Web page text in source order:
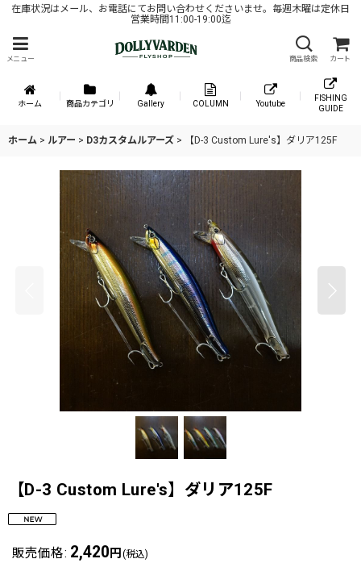
在庫状況はメール、お電話にてお問い合わせくださいませ。毎週木曜は定休日
営業時間11:00-19:00迄
メニュー 商品検索 カート
ホーム 商品カテゴリ Gallery COLUMN Youtube
FISHING
GUIDE
ホーム > ルアー > D3カスタムルアーズ > 【D-3 Custom Lure's】ダリア125F
【D-3 Custom Lure's】ダリア125F
販売価格: 2,420 円 (税込)